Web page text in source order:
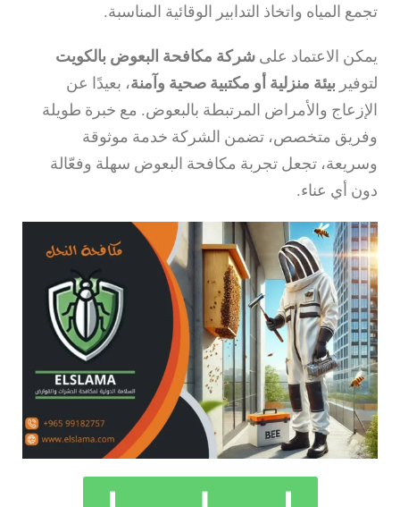
تجمع المياه واتخاذ التدابير الوقائية المناسبة.
يمكن الاعتماد على شركة مكافحة البعوض بالكويت
لتوفير بيئة منزلية أو مكتبية صحية وآمنة، بعيدًا عن
الإزعاج والأمراض المرتبطة بالبعوض. مع خبرة طويلة
وفريق متخصص، تضمن الشركة خدمة موثوقة
وسريعة، تجعل تجربة مكافحة البعوض سهلة وفعّالة
دون أي عناء.